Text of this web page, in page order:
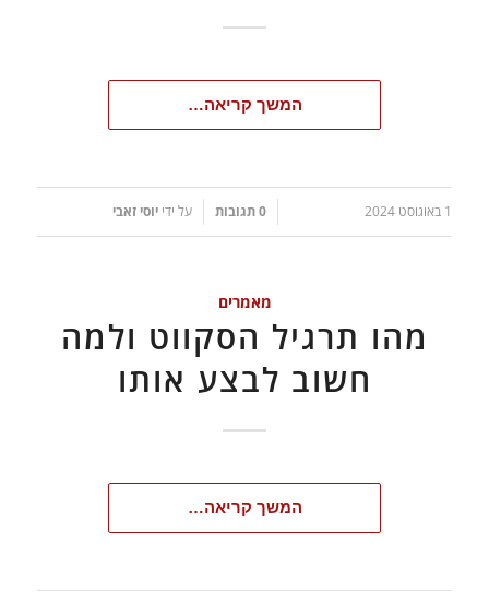
המשך קריאה…
1 באוגוסט 2024 0 תגובות על ידי יוסי זאבי
מאמרים
מהו תרגיל הסקווט ולמה
חשוב לבצע אותו
המשך קריאה…